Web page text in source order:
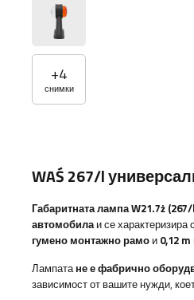
+4
снимки
WAŚ 267/l
Габаритната лампа W21.7ż
автомобилаи се характеризира
гумено монтажно рамо и 0,12
Лампатане е фабрично
зависимост от вашите нужди,